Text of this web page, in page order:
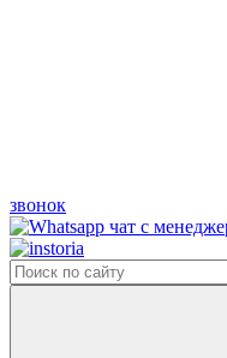
звонок